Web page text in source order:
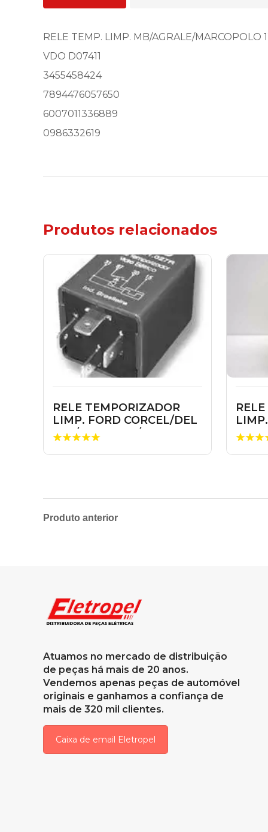
RELE TEMP. LIMP. MB/AGRALE/MARCOPOLO
VDO D07411
3455458424
7894476057650
6007011336889
0986332619
Produtos relacionados
RELE TEMPORIZADOR
LIMP. FORD CORCEL/DEL
REY/PAMPA 70/84
Produto anterior
Atuamos no mercado de distribuição
de peças há mais de 20 anos.
Vendemos apenas peças de automóvel
originais e ganhamos a confiança de
mais de 320 mil clientes.
Caixa de email Eletropel